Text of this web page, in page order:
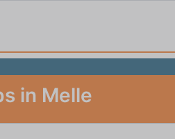
in Melle